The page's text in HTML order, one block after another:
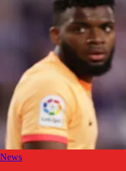
News